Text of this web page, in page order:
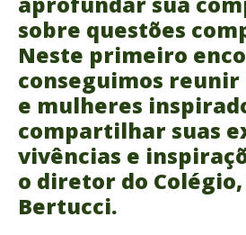
sobre questões
Neste primeiro
conseguimos reunir
e mulheres
compartilhar suas
vivências e
o diretor do Colégio,
Bertucci.